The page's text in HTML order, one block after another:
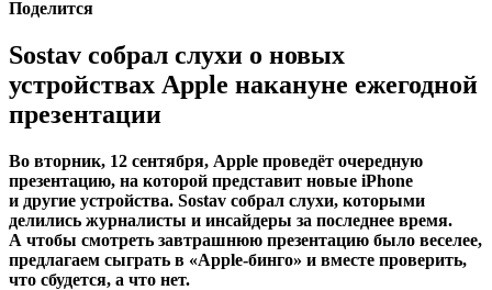
Поделится
Sostav собрал слухи о новых
устройствах Apple накануне ежегодной
презентации
Во вторник, 12 сентября, Apple проведёт очередную
презентацию, на которой представит новые iPhone
и другие устройства. Sostav собрал слухи, которыми
делились журналисты и инсайдеры за последнее время.
А чтобы смотреть завтрашнюю презентацию было веселее,
предлагаем сыграть в «Apple-бинго» и вместе проверить,
что сбудется, а что нет.